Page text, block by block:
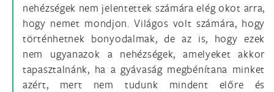
nehézségek nem jelentettek számára elég okot arra,
hogy nemet mondjon. Világos volt számára, hogy
történhetnek bonyodalmak, de az is, hogy ezek
nem ugyanazok a nehézségek, amelyeket akkor
tapasztalnánk, ha a gyávaság megbénítana minket
azért, mert nem tudunk mindent előre és